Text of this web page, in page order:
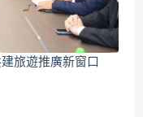
旅遊推廣新窗口